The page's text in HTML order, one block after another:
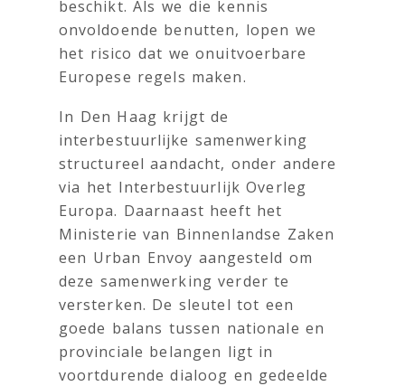
beschikt. Als we die kennis
onvoldoende benutten, lopen we
het risico dat we onuitvoerbare
Europese regels maken.
In Den Haag krijgt de
interbestuurlijke samenwerking
structureel aandacht, onder andere
via het Interbestuurlijk Overleg
Europa. Daarnaast heeft het
Ministerie van Binnenlandse Zaken
een Urban Envoy aangesteld om
deze samenwerking verder te
versterken. De sleutel tot een
goede balans tussen nationale en
provinciale belangen ligt in
voortdurende dialoog en gedeelde